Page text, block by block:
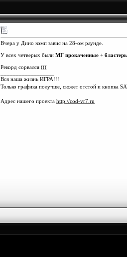
Вчера у Дино комп завис на 28-ом раунде.
У всех четверых были МГ прокаченные +
Рекорд сорвался (((
Вся наша жизнь ИГРА!!!
Только графика получше, сюжет отстой и кнопка
Адрес нашего проекта http://cod-vr7.ru